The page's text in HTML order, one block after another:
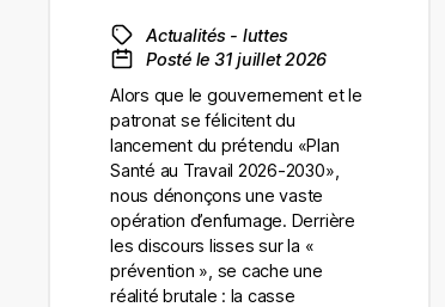
Actualités - luttes
Posté le 31 juillet 2026
Alors que le gouvernement et le
patronat se félicitent du
lancement du prétendu «Plan
Santé au Travail 2026-2030»,
nous dénonçons une vaste
opération d’enfumage. Derrière
les discours lisses sur la «
prévention », se cache une
réalité brutale : la casse